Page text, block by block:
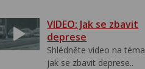
VIDEO: Jak se zbavit
deprese
Shlédněte video na téma
jak se zbavit deprese..